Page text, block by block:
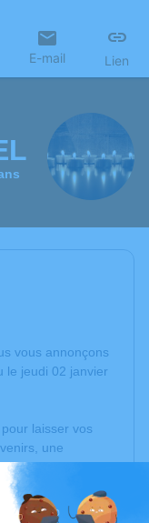
E-mail Lien
vous annonçons
le jeudi 02 janvier
laisser vos
une
des poèmes
dédié à